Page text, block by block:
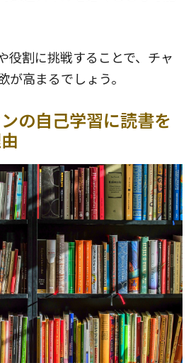
役割に挑戦することで、チャ
が高まるでしょう。
の自己学習に読書を